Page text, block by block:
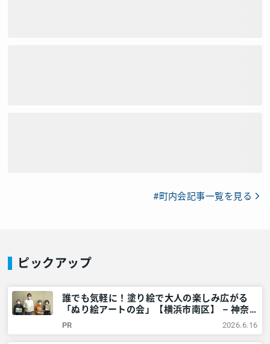
#町内会記事一覧を見る
ピックアップ
誰でも気軽に！塗り絵で大人の楽しみ広がる
「ぬり絵アートの会」【横浜市南区】 – 神奈
川・東京多摩のご近所情報 – レアリア
PR 2026.6.16